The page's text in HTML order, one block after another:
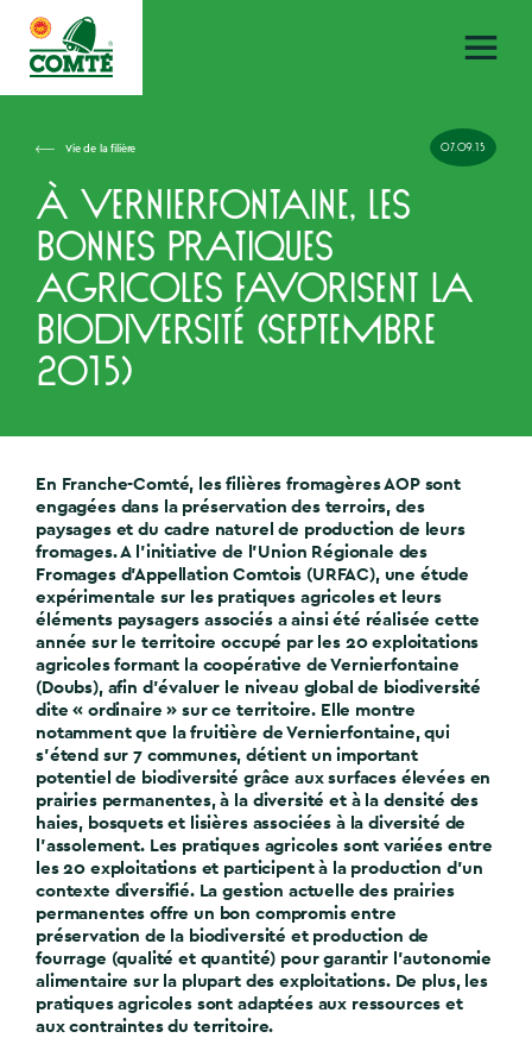
Vie de la filière 07.09.15
À Vernierfontaine, les
bonnes pratiques
agricoles favorisent la
biodiversité (septembre
2015)
En Franche-Comté, les filières fromagères AOP sont
engagées dans la préservation des terroirs, des
paysages et du cadre naturel de production de leurs
fromages. A l’initiative de l’Union Régionale des
Fromages d’Appellation Comtois (URFAC), une étude
expérimentale sur les pratiques agricoles et leurs
éléments paysagers associés a ainsi été réalisée cette
année sur le territoire occupé par les 20 exploitations
agricoles formant la coopérative de Vernierfontaine
(Doubs), afin d’évaluer le niveau global de biodiversité
dite « ordinaire » sur ce territoire. Elle montre
notamment que la fruitière de Vernierfontaine, qui
s’étend sur 7 communes, détient un important
potentiel de biodiversité grâce aux surfaces élevées en
prairies permanentes, à la diversité et à la densité des
haies, bosquets et lisières associées à la diversité de
l’assolement. Les pratiques agricoles sont variées entre
les 20 exploitations et participent à la production d’un
contexte diversifié. La gestion actuelle des prairies
permanentes offre un bon compromis entre
préservation de la biodiversité et production de
fourrage (qualité et quantité) pour garantir l’autonomie
alimentaire sur la plupart des exploitations. De plus, les
pratiques agricoles sont adaptées aux ressources et
aux contraintes du territoire.